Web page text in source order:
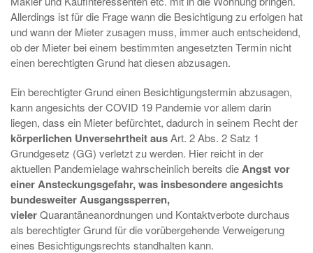
Allerdings ist für die Frage wann die Besichtigung zu erfolgen hat
und wann der Mieter zusagen muss, immer auch entscheidend,
ob der Mieter bei einem bestimmten angesetzten Termin nicht
einen berechtigten Grund hat diesen abzusagen.
Ein berechtigter Grund einen Besichtigungstermin abzusagen,
kann angesichts der COVID 19 Pandemie vor allem darin
liegen, dass ein Mieter befürchtet, dadurch in seinem Recht der
körperlichen Unversehrtheit ausArt. 2 Abs. 2 Satz 1
Grundgesetz (GG) verletzt zu werden. Hier reicht in der
aktuellen Pandemielage wahrscheinlich bereits dieAngst vor
einer Ansteckungsgefahr, was insbesondere angesichts
bundesweiter Ausgangssperren,
vielerQuarantäneanordnungen und Kontaktverbote durchaus
als berechtigter Grund für die vorübergehende Verweigerung
eines Besichtigungsrechts standhalten kann.